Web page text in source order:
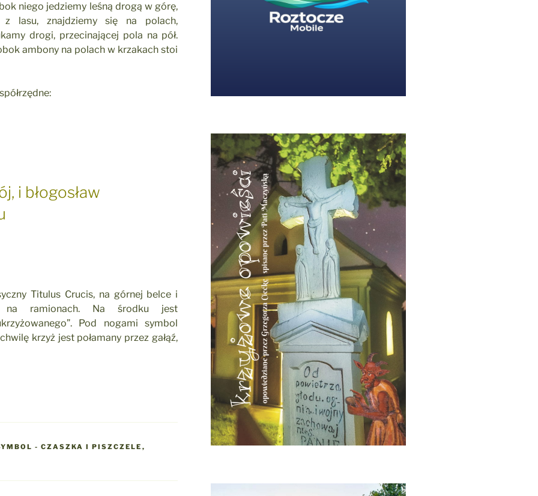
niego jedziemy leśną drogą w górę,
z lasu, znajdziemy się na polach,
drogi, przecinającej pola na pół.
ambony na polach w krzakach stoi
i błogosław
Titulus Crucis, na górnej belce i
na ramionach. Na środku jest
Pod nogami symbol
krzyż jest połamany przez gałąź,
- CZASZKA I PISZCZELE ,